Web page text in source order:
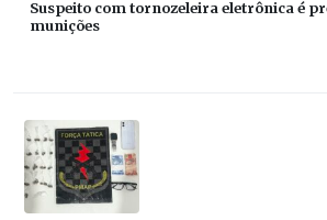
Suspeito com tornozeleira eletrônica é
munições